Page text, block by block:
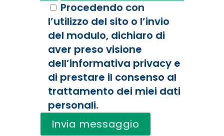
Procedendo con
l’utilizzo del sito o l’invio
del modulo, dichiaro di
aver preso visione
dell’informativa privacy e
di prestare il consenso al
trattamento dei miei dati
personali.